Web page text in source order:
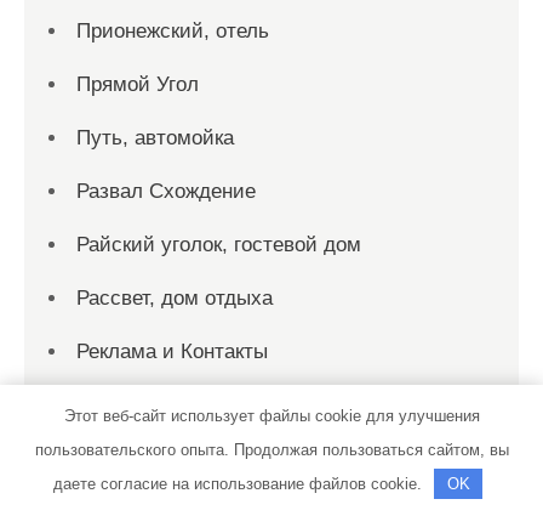
Прионежский, отель
Прямой Угол
Путь, автомойка
Развал Схождение
Райский уголок, гостевой дом
Рассвет, дом отдыха
Реклама и Контакты
Ремонт авто
Ремонт Выхлопных Систем
Этот веб-сайт использует файлы cookie для улучшения
пользовательского опыта. Продолжая пользоваться сайтом, вы
даете согласие на использование файлов cookie.
OK